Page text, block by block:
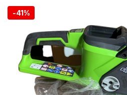
-41%